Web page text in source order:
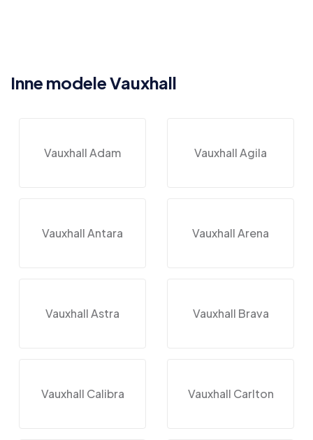
Inne modele Vauxhall
Vauxhall Adam Vauxhall Agila
Vauxhall Antara Vauxhall Arena
Vauxhall Astra Vauxhall Brava
Vauxhall Calibra Vauxhall Carlton